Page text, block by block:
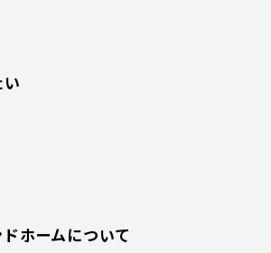
ホームについて